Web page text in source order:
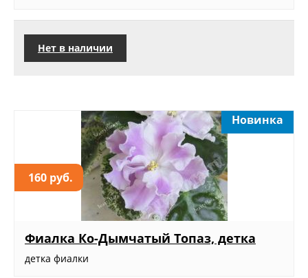
Нет в наличии
160 руб.
Новинка
Фиалка Ко-Дымчатый Топаз, детка
детка фиалки